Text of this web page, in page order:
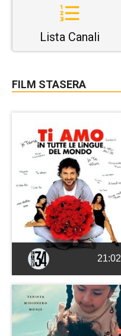
Lista Canali
FILM STASERA
21:02